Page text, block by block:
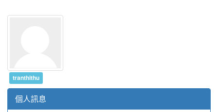
tranthithu
個人訊息